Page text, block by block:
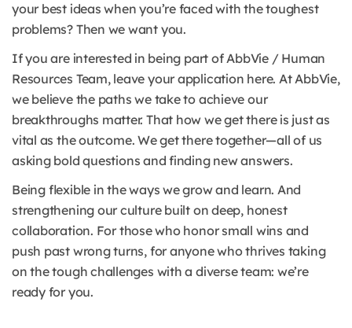
your best ideas when you’re faced with the toughest
problems? Then we want you.
If you are interested in being part of AbbVie / Human
Resources Team, leave your application here. At AbbVie,
we believe the paths we take to achieve our
breakthroughs matter. That how we get there is just as
vital as the outcome. We get there together—all of us
asking bold questions and finding new answers.
Being flexible in the ways we grow and learn. And
strengthening our culture built on deep, honest
collaboration. For those who honor small wins and
push past wrong turns, for anyone who thrives taking
on the tough challenges with a diverse team: we’re
ready for you.